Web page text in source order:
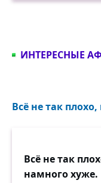
ИНТЕРЕСНЫЕ
Всё не так
Всё не так
намного хуже.